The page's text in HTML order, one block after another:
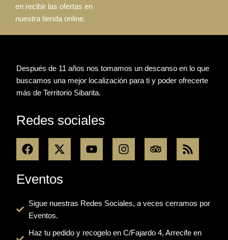
en recibir las ofertas en
nuestra tienda online.
Después de 11 años nos tomamos un descanso en lo que
buscamos una mejor localización para ti y poder ofrecerte
más de Territorio Sibarita.
Redes sociales
F
a
e
b
o
o
k
X
-
w
i
t
t
r
Y
o
b
e
I
n
g
r
m
T
r
d
v
s
R
s
Eventos
Sigue nuestras Redes Sociales, a veces cerramos por
Eventos.
Haz tu pedido y recogelo en C/Fajardo 4, Arrecife en